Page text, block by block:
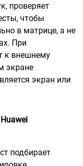
проверяет
чтобы
в матрице, а не
При
к внешнему
экране
экран или
подбирает